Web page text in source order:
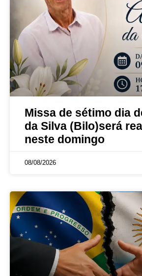
Missa de sétimo dia
da Silva (Bilo)será
neste domingo
08/08/2026